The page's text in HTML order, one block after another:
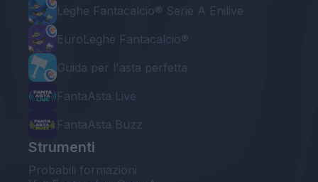
Leghe Fantacalcio® Serie A Enilive
EuroLeghe Fantacalcio®
Guida per l'asta perfetta
FantaAsta Live
FantaAsta Buzz
Strumenti
Probabili formazioni